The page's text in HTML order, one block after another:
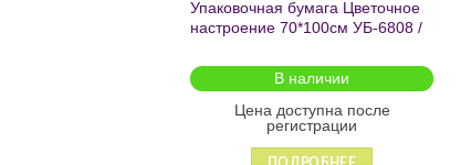
Упаковочная бумага Цветочное
настроение 70*100см УБ-6808 /
В наличии
Цена доступна после
регистрации